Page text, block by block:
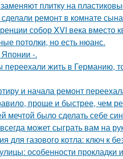
плитку на
ремонт в комнате
собор XVI века вместо
потолки, но есть нюанс.
-.
переехали жить в Германию,
и начала ремонт
проще и быстрее, чем
мечтой было сделать себе
может сыграть вам на
для газового котла: ключ к
особенности прокладки